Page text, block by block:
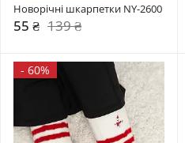
Новорічні шкарпетки NY-2600
55 ₴ 139 ₴
- 60%